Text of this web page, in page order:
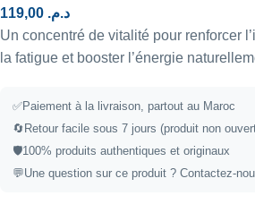
د.م.
Un concentré de vitalité pour renforcer
la fatigue et booster l’énergie
✅Paiement à la livraison, partout au Maroc
🔄 Retour facile sous 7 jours (produit non
🛡️100% produits authentiques et originaux
💬Une question sur ce produit ? Contactez-